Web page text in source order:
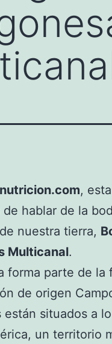
,
hablar de la
nuestra tierra,
Multicanal.
forma parte de la
de origen
están situados a
un territorio